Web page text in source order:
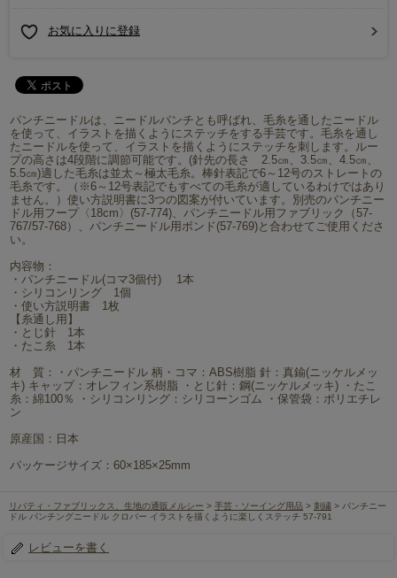
お気に入りに登録
パンチニードルは、ニードルパンチとも呼ばれ、毛糸を通したニードル
を使って、イラストを描くようにステッチをする手芸です。毛糸を通し
たニードルを使って、イラストを描くようにステッチを刺します。ルー
プの高さは4段階に調節可能です。(針先の長さ 2.5㎝、3.5㎝、4.5㎝、
5.5㎝)適した毛糸は並太～極太毛糸。棒針表記で6～12号のストレートの
毛糸です。（※6～12号表記でもすべての毛糸が適しているわけではあり
ません。）使い方説明書に3つの図案が付いています。別売のパンチニー
ドル用フープ〈18cm〉(57-774)、パンチニードル用ファブリック（57-
767/57-768）、パンチニードル用ボンド(57-769)と合わせてご使用くださ
い。
内容物：
・パンチニードル(コマ3個付) 1本
・シリコンリング 1個
・使い方説明書 1枚
【糸通し用】
・とじ針 1本
・たこ糸 1本
材 質：・パンチニードル 柄・コマ：ABS樹脂 針：真鍮(ニッケルメッ
キ) キャップ：オレフィン系樹脂 ・とじ針：鋼(ニッケルメッキ) ・たこ
糸：綿100％ ・シリコンリング：シリコーンゴム ・保管袋：ポリエチレ
ン
原産国：日本
パッケージサイズ：60×185×25mm
リバティ・ファブリックス、生地の通販メルシー > 手芸・ソーイング用品 > 刺繍 > パンチニー
ドル パンチングニードル クロバー イラストを描くように楽しくステッチ 57-791
レビューを書く